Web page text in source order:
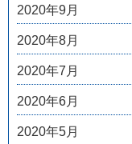
2020年9月
2020年8月
2020年7月
2020年6月
2020年5月